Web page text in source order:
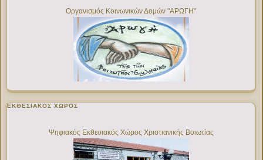
Οργανισμός Κοινωνικών Δομών "ΑΡΩΓΗ"
ΕΚΘΕΣΙΑΚΌΣ ΧΏΡΟΣ
Ψηφιακός Εκθεσιακός Χώρος Χριστιανικής Βοιωτίας